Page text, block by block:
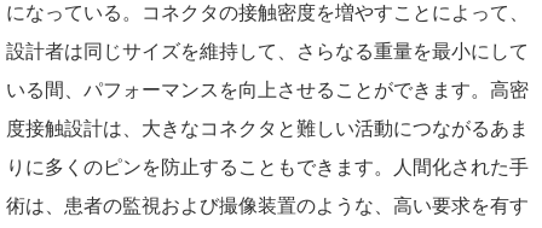
になっている。コネクタの接触密度を増やすことによって、
設計者は同じサイズを維持して、さらなる重量を最小にして
いる間、パフォーマンスを向上させることができます。高密
度接触設計は、大きなコネクタと難しい活動につながるあま
りに多くのピンを防止することもできます。人間化された手
術は、患者の監視および撮像装置のような、高い要求を有す